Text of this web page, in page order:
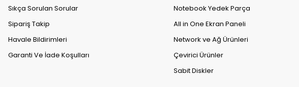
Sıkça Sorulan Sorular
Sipariş Takip
Havale Bildirimleri
Garanti Ve İade Koşulları
Notebook Yedek Parça
All in One Ekran Paneli
Network ve Ağ Ürünleri
Çevirici Ürünler
Sabit Diskler